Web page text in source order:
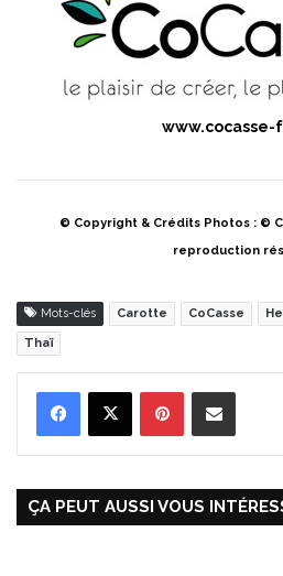
© Copyright & Crédits Photos : ©
reproduction
Mots-clés Carotte CoCasse
Thaï
ÇA PEUT AUSSI VOUS